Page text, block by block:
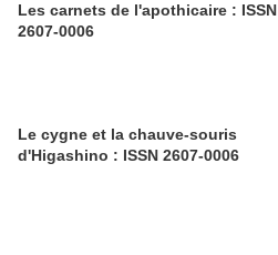
Les carnets de l'apothicaire : ISSN
2607-0006
Le cygne et la chauve-souris
d'Higashino : ISSN 2607-0006